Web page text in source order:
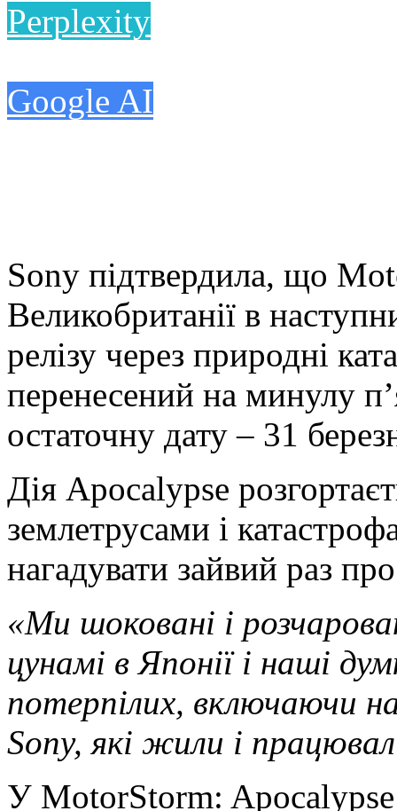
Perplexity
Google AI
Sony підтвердила, що
Великобританії в
релізу через природні
перенесений на минулу
остаточну дату – 31
Дія Apocalypse
землетрусами і
нагадувати зайвий раз
«Ми шоковані і
цунамі в Японії і наші
потерпілих, включаючи
Sony, які жили і
У MotorStorm: Apocalypse